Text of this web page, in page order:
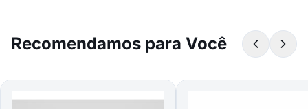
Recomendamos para Você